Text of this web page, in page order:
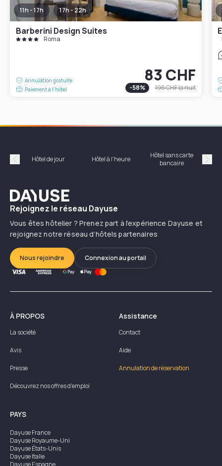
11h - 17h 17h - 22h
Barberini Design Suites
Roma
Annulation gratuite
Paiement à l'hôtel
83 CHF
-58% 196 CHFla nuit
Précédent
Hôtel de jour Hôtel à l'heure
Hôtel sans carte
bancaire
Dayuse
Rejoignez le réseau Dayuse
Vous êtes hôtelier ? Prenez part à l’expérience Dayuse et
rejoignez notre réseau d’hôtels partenaires
Nous rejoindre Connexion au portail
À PROPOS
La société
Avis
Presse
Découvrez nos offres d'emploi
Assistance
Contact
Aide
Annulation de réservation
PAYS
DayuseFrance
DayuseRoyaume-Uni
DayuseÉtats-Unis
DayuseItalie
DayuseEspagne